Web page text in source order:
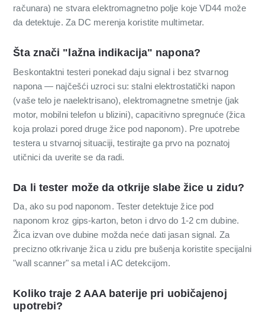
računara) ne stvara elektromagnetno polje koje VD44 može
da detektuje. Za DC merenja koristite multimetar.
Šta znači "lažna indikacija" napona?
Beskontaktni testeri ponekad daju signal i bez stvarnog
napona — najčešći uzroci su: stalni elektrostatički napon
(vaše telo je naelektrisano), elektromagnetne smetnje (jak
motor, mobilni telefon u blizini), capacitivno spregnuće (žica
koja prolazi pored druge žice pod naponom). Pre upotrebe
testera u stvarnoj situaciji, testirajte ga prvo na poznatoj
utičnici da uverite se da radi.
Da li tester može da otkrije slabe žice u zidu?
Da, ako su pod naponom. Tester detektuje žice pod
naponom kroz gips-karton, beton i drvo do 1-2 cm dubine.
Žica izvan ove dubine možda neće dati jasan signal. Za
precizno otkrivanje žica u zidu pre bušenja koristite specijalni
"wall scanner" sa metal i AC detekcijom.
Koliko traje 2 AAA baterije pri uobičajenoj
upotrebi?